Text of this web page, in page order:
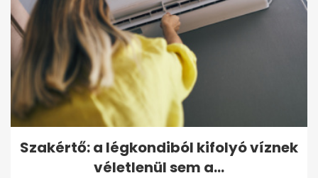
Szakértő: a légkondiból kifolyó víznek
véletlenül sem a...